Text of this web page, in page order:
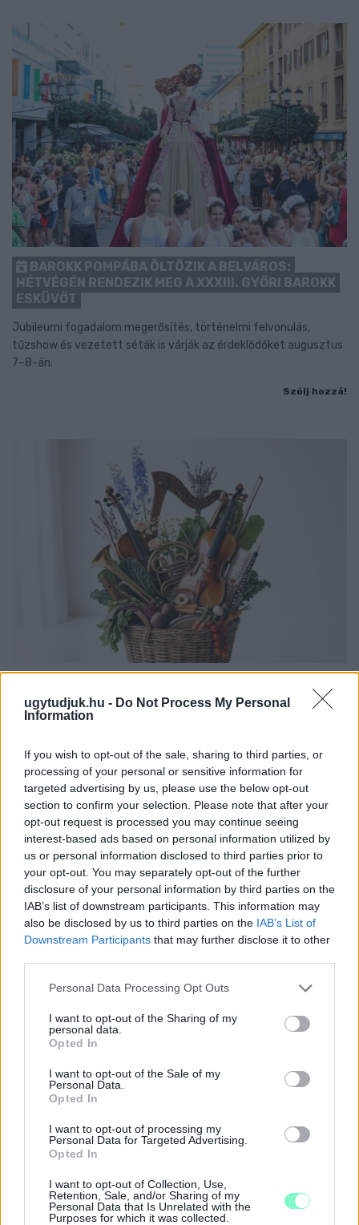
ugytudjuk.hu - Do Not Process My Personal
Information
If you wish to opt-out of the sale, sharing to third parties, or
processing of your personal or sensitive information for
targeted advertising by us, please use the below opt-out
section to confirm your selection. Please note that after your
opt-out request is processed you may continue seeing
interest-based ads based on personal information utilized by
us or personal information disclosed to third parties prior to
your opt-out. You may separately opt-out of the further
disclosure of your personal information by third parties on the
IAB’s list of downstream participants. This information may
also be disclosed by us to third parties on the IAB’s List of
Downstream Participants that may further disclose it to other
Please note that this website/app uses one or more Google
not limited to your visit or usage behaviour. You may click to
grant or deny consent to Google and its third-party tags to
use your data for below specified purposes in below Google
consent section.
Personal Data Processing Opt Outs
I want to opt-out of the Sharing of my
personal data.
Opted In
I want to opt-out of the Sale of my
Personal Data.
Opted In
I want to opt-out of processing my
Personal Data for Targeted Advertising.
Opted In
I want to opt-out of Collection, Use,
Retention, Sale, and/or Sharing of my
Personal Data that Is Unrelated with the
Purposes for which it was collected.
BAROKK POMPÁBA ÖLTÖZIK A BELVÁROS:
HÉTVÉGÉN RENDEZIK MEG A XXXIII. GYŐRI BAROKK
ESKÜVŐT
Jubileumi fogadalom megerősítés, történelmi felvonulás,
tűzshow és vezetett séták is várják az érdeklődőket augusztus
7–8-án.
Szólj hozzá!
A GYŐRI FILHARMONIKUS ZENEKAR
zenével.
Szólj hozzá!
PERL, VÁRADI ÉS TANOH DEZ IS OTT VAN A FÉRFI
KOSÁRLABDA-VÁLOGATOTT SZŰKÍTETT
Észtország, Szlovénia és Svédország következik.